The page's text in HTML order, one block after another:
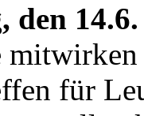
den 14.6.
für